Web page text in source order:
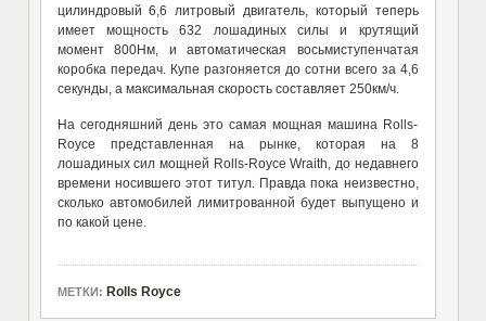
цилиндровый 6,6 литровый двигатель, который теперь
имеет мощность 632 лошадиных силы и крутящий
момент 800Нм, и автоматическая восьмиступенчатая
коробка передач. Купе разгоняется до сотни всего за 4,6
секунды, а максимальная скорость составляет 250км/ч.
На сегодняшний день это самая мощная машина Rolls-
Royce представленная на рынке, которая на 8
лошадиных сил мощней Rolls-Royce Wraith, до недавнего
времени носившего этот титул. Правда пока неизвестно,
сколько автомобилей лимитрованной будет выпущено и
по какой цене.
МЕТКИ: Rolls Royce